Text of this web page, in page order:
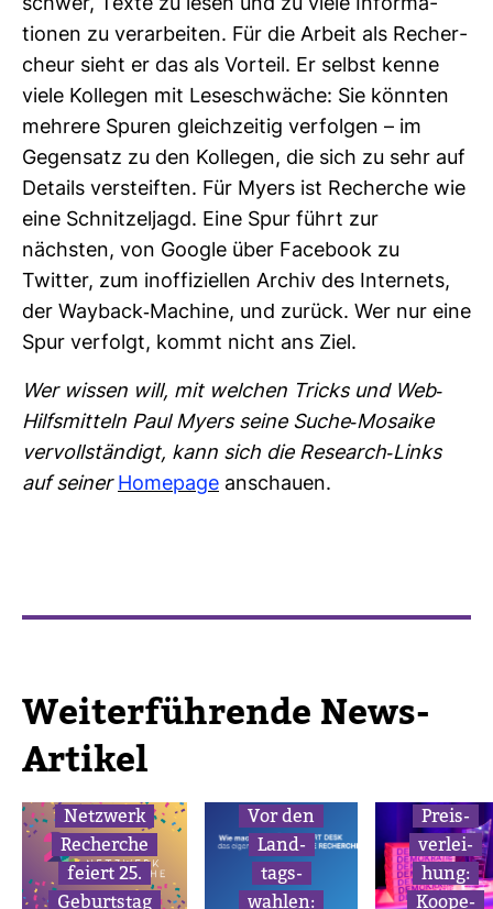
schwer, Texte zu lesen und zu viele Infor­ma­
tionen zu ver­ar­beiten. Für die Arbeit als Recher­
cheur sieht er das als Vor­teil. Er selbst kenne
viele Kol­legen mit Lese­schwäche: Sie könnten
meh­rere Spuren gleich­zeitig ver­folgen – im
Gegen­satz zu den Kol­legen, die sich zu sehr auf
Details ver­steiften. Für Myers ist Recherche wie
eine Schnit­zel­jagd. Eine Spur führt zur
nächsten, von Google über Face­book zu
Twitter, zum inof­fi­zi­ellen Archiv des Inter­nets,
der Way­back-​Machine, und zurück. Wer nur eine
Spur ver­folgt, kommt nicht ans Ziel.
Wer wissen will, mit wel­chen Tricks und Web-​
Hilfs­mit­teln Paul Myers seine Suche-​Mosaike
ver­voll­stän­digt, kann sich die Rese­arch-​Links
auf seiner Home­page anschauen.
Wei­ter­füh­rende News-​
Artikel
Netz­werk
Recherche
feiert 25.
Geburtstag
Vor den
Land­
tags­
wahlen:
Preis­
ver­lei­
hung:
Koope­